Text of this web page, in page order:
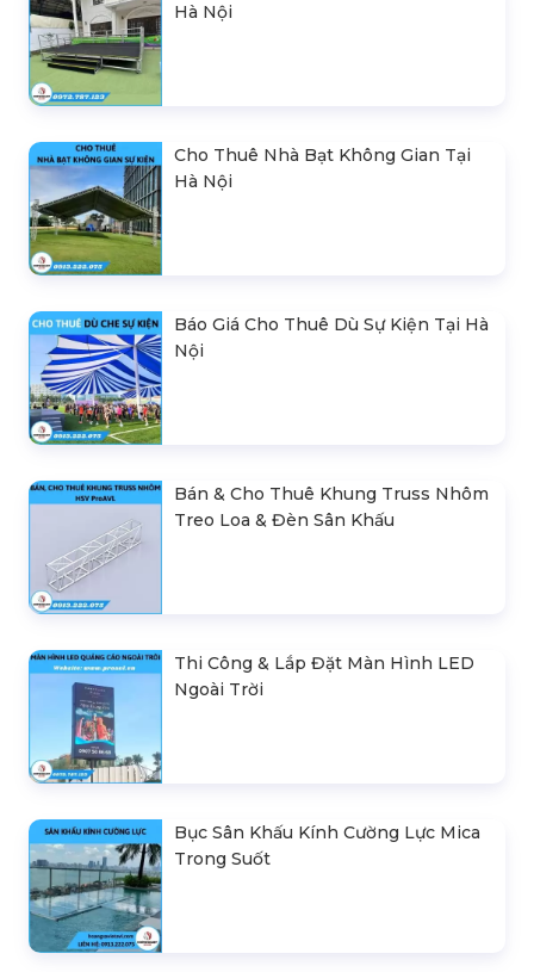
Hà Nội
Cho Thuê Nhà Bạt Không Gian Tại
Hà Nội
Báo Giá Cho Thuê Dù Sự Kiện Tại Hà
Nội
Bán & Cho Thuê Khung Truss Nhôm
Treo Loa & Đèn Sân Khấu
Thi Công & Lắp Đặt Màn Hình LED
Ngoài Trời
Bục Sân Khấu Kính Cường Lực Mica
Trong Suốt